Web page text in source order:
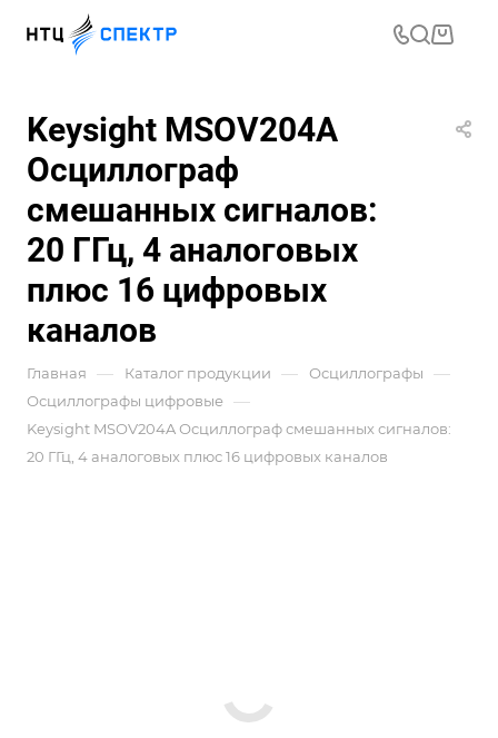
Keysight MSOV204A
Осциллограф
смешанных сигналов:
20 ГГц, 4 аналоговых
плюс 16 цифровых
каналов
Главная — Каталог продукции — Осциллографы —
Осциллографы цифровые —
Keysight MSOV204A Осциллограф смешанных сигналов:
20 ГГц, 4 аналоговых плюс 16 цифровых каналов